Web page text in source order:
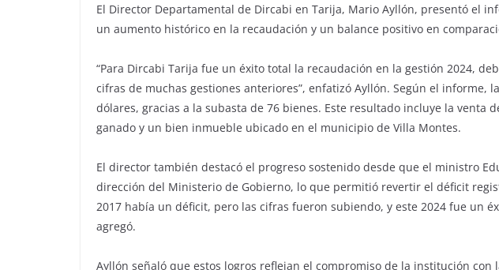
El Director Departamental de Dircabi en Tarija, Mario Ayllón, presentó el
un aumento histórico en la recaudación y un balance positivo en
“Para Dircabi Tarija fue un éxito total la recaudación en la gestión 2024,
cifras de muchas gestiones anteriores”, enfatizó Ayllón. Según el informe,
dólares, gracias a la subasta de 76 bienes. Este resultado incluye la venta
ganado y un bien inmueble ubicado en el municipio de Villa Montes.
El director también destacó el progreso sostenido desde que el ministro
dirección del Ministerio de Gobierno, lo que permitió revertir el déficit
2017 había un déficit, pero las cifras fueron subiendo, y este 2024 fue un
agregó.
Ayllón señaló que estos logros reflejan el compromiso de la institución con